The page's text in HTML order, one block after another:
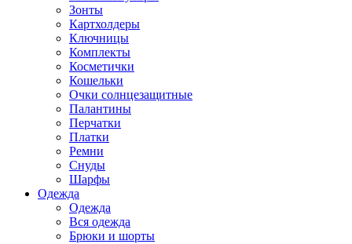
Зонты
Картхолдеры
Ключницы
Комплекты
Косметички
Кошельки
Очки солнцезащитные
Палантины
Перчатки
Платки
Ремни
Снуды
Шарфы
Одежда
Одежда
Вся одежда
Брюки и шорты